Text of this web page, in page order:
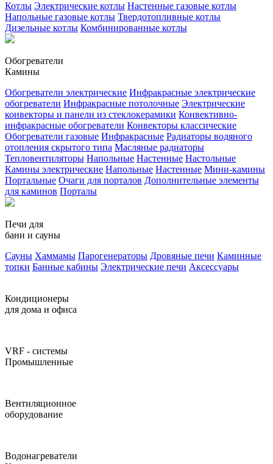
Котлы Электрические котлы Настенные газовые котлы
Напольные газовые котлы Твердотопливные котлы
Дизельные котлы Комбинированные котлы
Обогреватели
Камины
Обогреватели электрические Инфракрасные электрические
обогреватели Инфракрасные потолочные Электрические
конвекторы и панели из стеклокерамики Конвективно-
инфракрасные обогреватели Конвекторы классические
Обогреватели газовые Инфракрасные Радиаторы водяного
отопления скрытого типа Масляные радиаторы
Тепловентиляторы Напольные Настенные Настольные
Камины электрические Напольные Настенные Мини-камины
Портальные Очаги для порталов Дополнительные элементы
для каминов Порталы
Печи для
бани и сауны
Сауны Хаммамы Парогенераторы Дровяные печи Каминные
топки Банные кабины Электрические печи Аксессуары
Кондиционеры
для дома и офиса
VRF - системы
Промышленные
Вентиляционное
оборудование
Водонагреватели